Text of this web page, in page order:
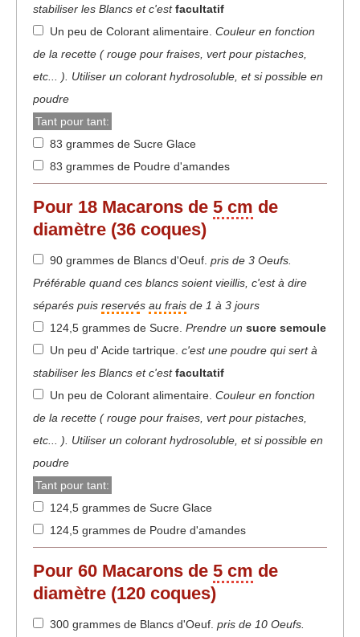
stabiliser les Blancs et c'estfacultatif
Un peu de Colorant alimentaire Couleur en fonction
de la recette ( rouge pour fraises, vert pour pistaches,
etc... ). Utiliser un colorant hydrosoluble, et si possible en
poudre
Tant pour tant:
83 grammes de Sucre Glace
83 grammes de Poudre d'amandes
Pour 18 Macarons de 5 cm de
diamètre (36 coques)
90 grammes de Blancs d'Oeuf pris de 3 Oeufs.
Préférable quand ces blancs soient vieillis, c'est à dire
séparés puis reservés au frais de 1 à 3 jours
124,5 grammes de Sucre Prendre un sucre semoule
Un peu d' Acide tartrique c'est une poudre qui sert à
stabiliser les Blancs et c'estfacultatif
Un peu de Colorant alimentaire Couleur en fonction
de la recette ( rouge pour fraises, vert pour pistaches,
etc... ). Utiliser un colorant hydrosoluble, et si possible en
poudre
Tant pour tant:
124,5 grammes de Sucre Glace
124,5 grammes de Poudre d'amandes
Pour 60 Macarons de 5 cm de
diamètre (120 coques)
300 grammes de Blancs d'Oeuf pris de 10 Oeufs.